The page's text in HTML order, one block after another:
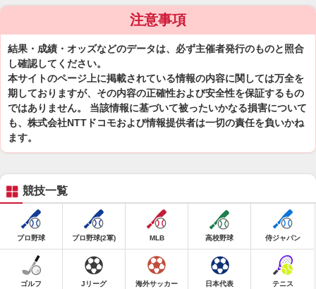
注意事項
結果・成績・オッズなどのデータは、必ず主催者発行のものと照合
し確認してください。
本サイトのページ上に掲載されている情報の内容に関しては万全を
期しておりますが、その内容の正確性および安全性を保証するもの
ではありません。 当該情報に基づいて被ったいかなる損害について
も、株式会社NTTドコモおよび情報提供者は一切の責任を負いかね
ます。
競技一覧
プロ野球 プロ野球(2軍) MLB 高校野球 侍ジャパン
ゴルフ Jリーグ 海外サッカー 日本代表 テニス